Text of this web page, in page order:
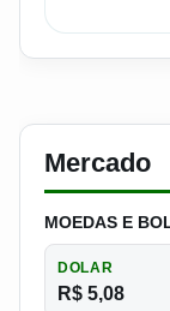
Mercado
MOEDAS E
DOLAR
R$ 5,08